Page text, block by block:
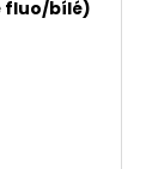
fluo/bílé)